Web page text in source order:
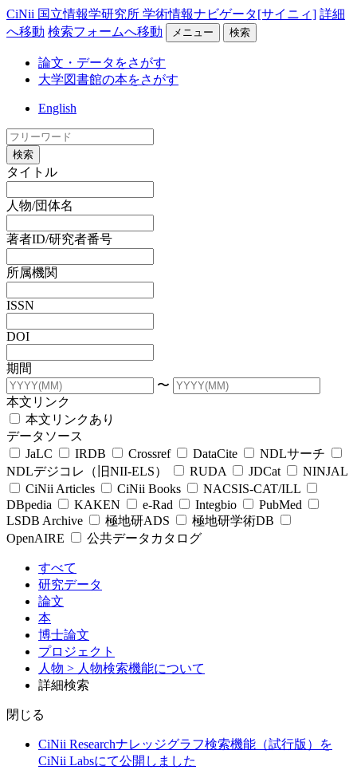
CiNii 国立情報学研究所 学術情報ナビゲータ[サイニィ] 詳細
へ移動 検索フォームへ移動 メニュー 検索
論文・データをさがす
大学図書館の本をさがす
English
検索
タイトル
人物/団体名
著者ID/研究者番号
所属機関
ISSN
DOI
期間
〜
本文リンク
本文リンクあり
データソース
JaLC
IRDB Crossref DataCite
NDLサーチ
NDLデジコレ（旧NII-ELS）
RUDA JDCat
NINJAL
CiNii Articles
CiNii Books
NACSIS-CAT/ILL
DBpedia
KAKEN e-Rad Integbio
PubMed
LSDB Archive
極地研ADS
極地研学術DB
OpenAIRE
公共データカタログ
すべて
研究データ
論文
本
博士論文
プロジェクト
人物 > 人物検索機能について
詳細検索
閉じる
CiNii Researchナレッジグラフ検索機能（試行版）を
CiNii Labsにて公開しました